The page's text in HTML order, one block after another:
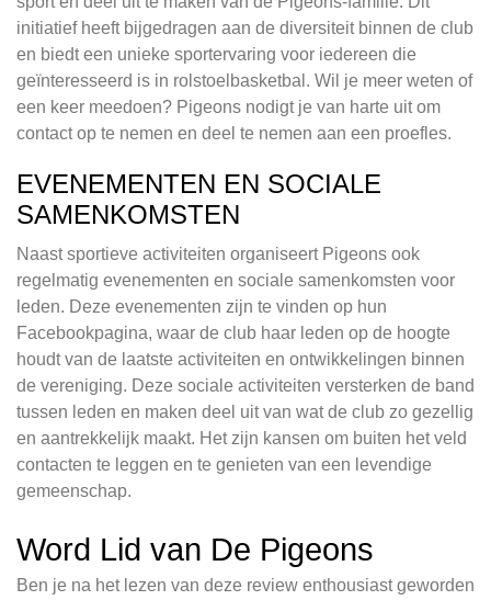
initiatief heeft bijgedragen aan de diversiteit binnen de club
en biedt een unieke sportervaring voor iedereen die
geïnteresseerd is in rolstoelbasketbal. Wil je meer weten of
een keer meedoen? Pigeons nodigt je van harte uit om
contact op te nemen en deel te nemen aan een proefles.
EVENEMENTEN EN SOCIALE
SAMENKOMSTEN
Naast sportieve activiteiten organiseert Pigeons ook
regelmatig evenementen en sociale samenkomsten voor
leden. Deze evenementen zijn te vinden op hun
Facebookpagina, waar de club haar leden op de hoogte
houdt van de laatste activiteiten en ontwikkelingen binnen
de vereniging. Deze sociale activiteiten versterken de band
tussen leden en maken deel uit van wat de club zo gezellig
en aantrekkelijk maakt. Het zijn kansen om buiten het veld
contacten te leggen en te genieten van een levendige
gemeenschap.
Word Lid van De Pigeons
Ben je na het lezen van deze review enthousiast geworden